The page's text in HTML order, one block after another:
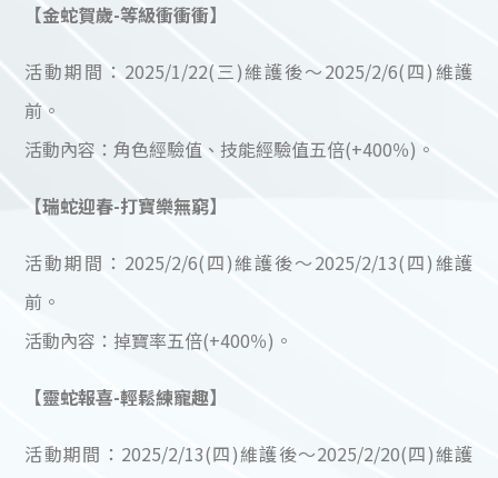
【金蛇賀歲-等級衝衝衝】
活動期間：2025/1/22(三)維護後～2025/2/6(四)維護
前。
活動內容：角色經驗值、技能經驗值五倍(+400％)。
【瑞蛇迎春-打寶樂無窮】
活動期間：2025/2/6(四)維護後～2025/2/13(四)維護
前。
活動內容：掉寶率五倍(+400％)。
【靈蛇報喜-輕鬆練寵趣】
活動期間：2025/2/13(四)維護後～2025/2/20(四)維護